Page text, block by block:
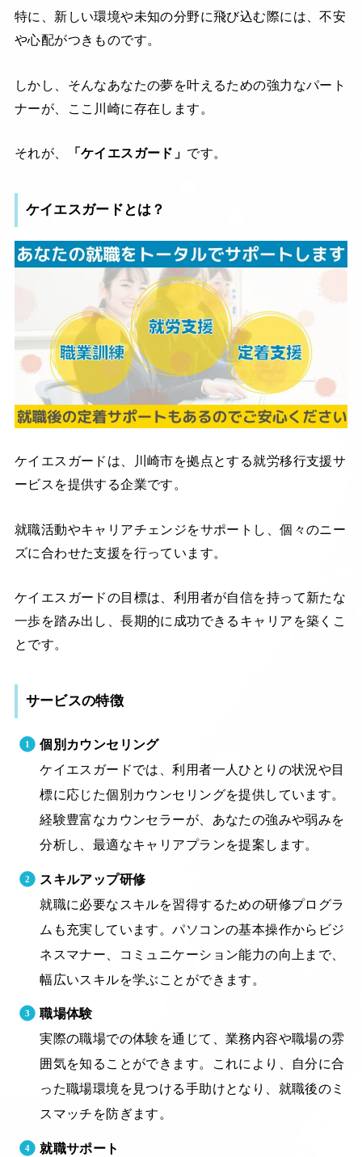
特に、新しい環境や未知の分野に飛び込む際には、不安
や心配がつきものです。
しかし、そんなあなたの夢を叶えるための強力なパート
ナーが、ここ川崎に存在します。
それが、 「ケイエスガード」 です。
ケイエスガードとは？
ケイエスガードは、川崎市を拠点とする就労移行支援サ
ービスを提供する企業です。
就職活動やキャリアチェンジをサポートし、個々のニー
ズに合わせた支援を行っています。
ケイエスガードの目標は、利用者が自信を持って新たな
一歩を踏み出し、長期的に成功できるキャリアを築くこ
とです。
サービスの特徴
個別カウンセリング
ケイエスガードでは、利用者一人ひとりの状況や目
標に応じた個別カウンセリングを提供しています。
経験豊富なカウンセラーが、あなたの強みや弱みを
分析し、最適なキャリアプランを提案します。
スキルアップ研修
就職に必要なスキルを習得するための研修プログラ
ムも充実しています。パソコンの基本操作からビジ
ネスマナー、コミュニケーション能力の向上まで、
幅広いスキルを学ぶことができます。
職場体験
実際の職場での体験を通じて、業務内容や職場の雰
囲気を知ることができます。これにより、自分に合
った職場環境を見つける手助けとなり、就職後のミ
スマッチを防ぎます。
就職サポート